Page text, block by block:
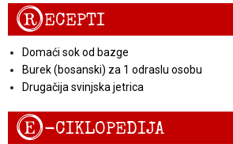
RECEPTI
Domaći sok od bazge
Burek (bosanski) za 1 odraslu osobu
Drugačija svinjska jetrica
E-CIKLOPEDIJA